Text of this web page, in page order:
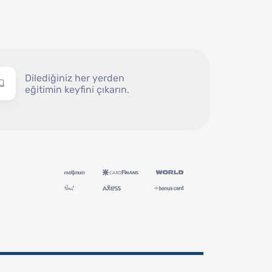
Dilediğiniz her yerden
eğitimin keyfini çıkarın.